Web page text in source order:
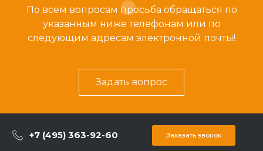
По всем вопросам просьба обращаться по
указанным ниже телефонам или по
следующим адресам электронной почты!
Задать вопрос
+7 (495) 363-92-60 Заказать звонок